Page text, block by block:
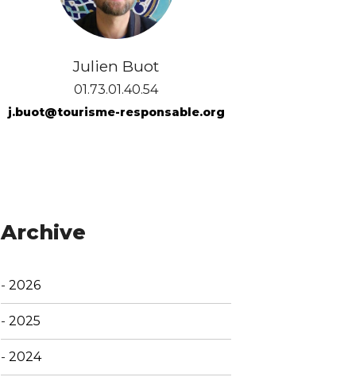
Julien Buot
01.73.01.40.54
j.buot@tourisme-responsable.org
Archive
- 2026
- 2025
- 2024